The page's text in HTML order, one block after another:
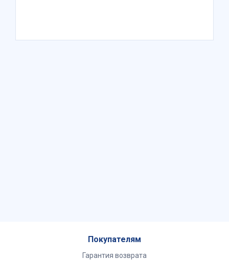
Покупателям
Гарантия возврата